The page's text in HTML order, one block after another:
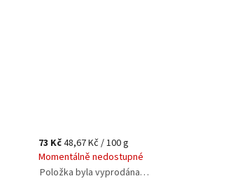
73 Kč48,67 Kč / 100 g
Momentálně nedostupné
Položka byla vyprodána…